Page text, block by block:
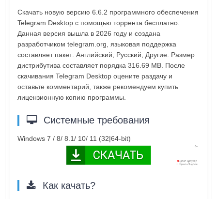
Скачать новую версию 6.6.2 программного обеспечения
Telegram Desktop с помощью торрента бесплатно.
Данная версия вышла в 2026 году и создана
разработчиком telegram.org, языковая поддержка
составляет пакет: Английский, Русский, Другие. Размер
дистрибутива составляет порядка 316.69 MB. После
скачивания Telegram Desktop оцените раздачу и
оставьте комментарий, также рекомендуем купить
лицензионную копию программы.
Системные требования
Windows 7 / 8/ 8.1/ 10/ 11 (32|64-bit)
Как качать?